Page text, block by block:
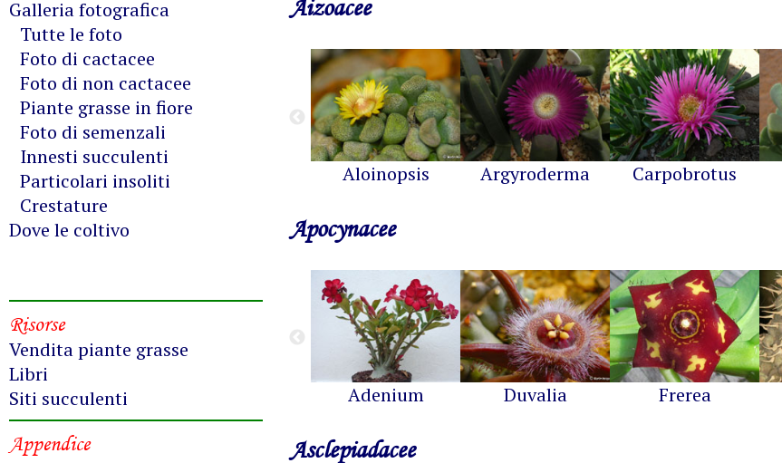
Aizoacee
Aloinopsis Argyroderma Carpobrotus
Apocynacee
Adenium Duvalia Frerea
Asclepiadacee
Galleria fotografica
Tutte le foto
Foto di cactacee
Foto di non cactacee
Piante grasse in fiore
Foto di semenzali
Innesti succulenti
Particolari insoliti
Crestature
Dove le coltivo
Risorse
Vendita piante grasse
Libri
Siti succulenti
Appendice